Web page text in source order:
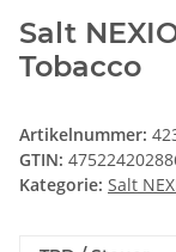
Salt
Tobacco
Artikelnummer:
GTIN:
Kategorie: Salt